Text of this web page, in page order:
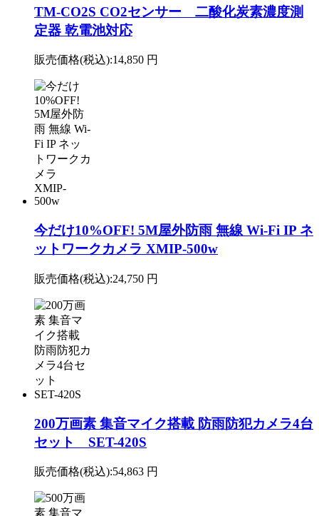
TM-CO2S CO2センサー 二酸化炭素濃度測
定器 乾電池対応
販売価格(税込):14,850 円
今だけ10%OFF! 5M屋外防雨 無線 Wi-Fi IP ネ
ットワークカメラ XMIP-500w
販売価格(税込):24,750 円
200万画素 集音マイク搭載 防雨防犯カメラ4台
セット SET-420S
販売価格(税込):54,863 円